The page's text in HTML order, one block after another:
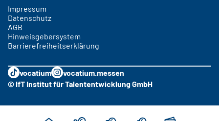
Impressum
Datenschutz
AGB
Hinweisgebersystem
Barrierefreiheitserklärung
vocatium
vocatium.messen
© IfT Institut für Talententwicklung GmbH